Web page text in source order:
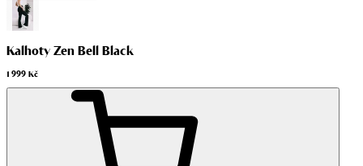
Kalhoty Zen Bell Black
1 999 Kč